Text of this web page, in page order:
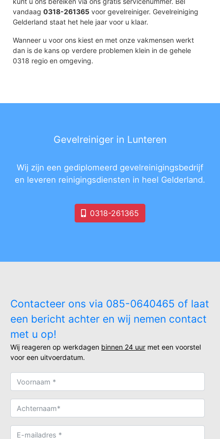
vandaag0318-261365 voor gevelreiniger. Gevelreiniging
Gelderland staat het hele jaar voor u klaar.
Wanneer u voor ons kiest en met onze vakmensen werkt
dan is de kans op verdere problemen klein in de gehele
0318 regio en omgeving.
Gevelreiniger in Lunteren
Wij zijn een gediplomeerd gevelreinigingsbedrijf
en leveren reinigingsdiensten in heel Gelderland.
0318-261365
Contacteer ons via 085-0640465 of laat
een bericht achter en wij nemen contact
met u op!
Wij reageren op werkdagen binnen 24 uur met een voorstel
voor een uitvoerdatum.